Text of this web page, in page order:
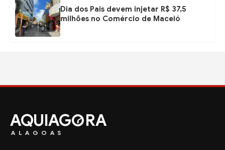
Dia dos Pais devem injetar R$ 37,5
milhões no Comércio de Maceió
AQUIAG RA
ALAGOAS